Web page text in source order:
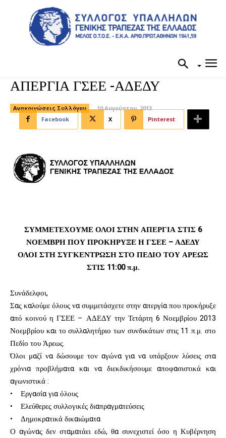
ΑΠΕΡΓΙΑ ΓΣΕΕ -ΑΔΕΔΥ
Ανακοινώσεις Συλλόγου
10 Αυγούστου, 2013
Facebook
X Pinterest
ΣΥΜΜΕΤΕΧΟΥΜΕ ΟΛΟΙ ΣΤΗΝ ΑΠΕΡΓΙΑ ΣΤΙΣ 6
ΝΟΕΜΒΡΗ ΠΟΥ ΠΡΟΚΗΡΥΞΕ Η ΓΣΕΕ – ΑΔΕΔΥ
ΟΛΟΙ ΣΤΗ ΣΥΓΚΕΝΤΡΩΣΗ ΣΤΟ ΠΕΔΙΟ ΤΟΥ ΑΡΕΩΣ
ΣΤΙΣ 11:00 π.μ.
Συνάδελφοι,
Σας καλούμε όλους να συμμετάσχετε στην απεργία που προκήρυξε
από κοινού η ΓΣΕΕ – ΑΔΕΔΥ την Τετάρτη 6 Νοεμβρίου 2013
Νοεμβρίου και το συλλαλητήριο των συνδικάτων στις 11 π.μ. στο
Πεδίο του Άρεως.
Όλοι μαζί να δώσουμε τον αγώνα για να υπάρξουν λύσεις στα
χρόνια προβλήματα και να διεκδικήσουμε αποφασιστικά και
αγωνιστικά :
• Εργασία για όλους
• Ελεύθερες συλλογικές διαπραγματεύσεις
• Δημοκρατικά δικαιώματα
Ο αγώνας δεν σταματάει εδώ, θα συνεχιστεί όσο η Κυβέρνηση